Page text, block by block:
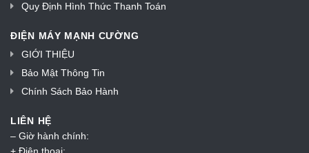
Quy Định Hình Thức Thanh Toán
ĐIỆN MÁY MẠNH CƯỜNG
GIỚI THIỆU
Bảo Mật Thông Tin
Chính Sách Bảo Hành
LIÊN HỆ
– Giờ hành chính: